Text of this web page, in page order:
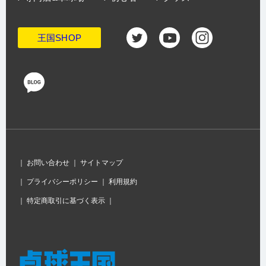
王国SHOP
｜ お問い合わせ ｜ サイトマップ
｜ プライバシーポリシー ｜ 利用規約
｜ 特定商取引に基づく表示 ｜